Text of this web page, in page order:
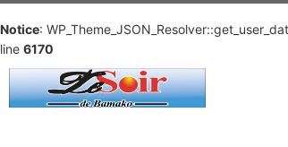
Notice:
line 6170